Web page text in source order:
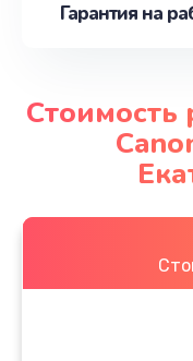
Гарантия на
Стоимость